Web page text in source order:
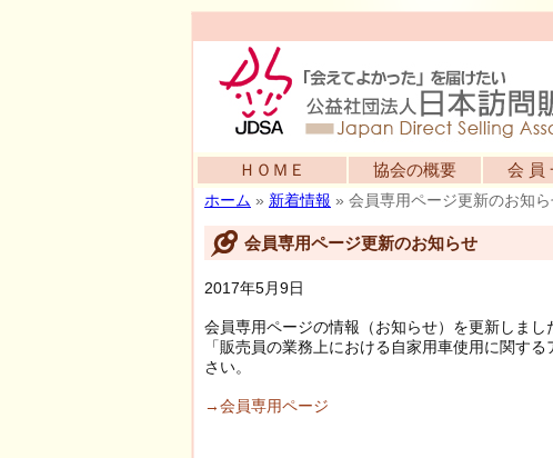
ＨＯＭＥ 協会の概要 会 員
ホーム » 新着情報 » 会員専用ページ更新のお知
会員専用ページ更新のお知らせ
2017年5月9日
会員専用ページの情報（お知らせ）を更新しまし
「販売員の業務上における自家用車使用に関す
さい。
→会員専用ページ